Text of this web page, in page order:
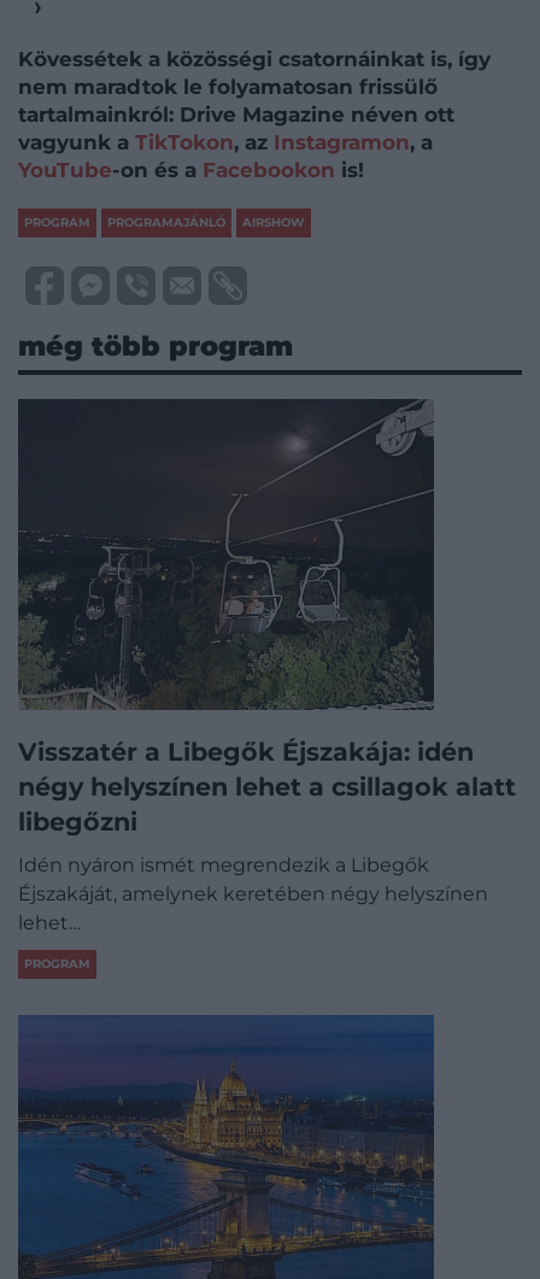
Kövessétek a közösségi csatornáinkat is, így
nem maradtok le folyamatosan frissülő
tartalmainkról: Drive Magazine néven ott
vagyunk a TikTokon, az Instagramon, a
YouTube-on és a Facebookon is!
PROGRAM PROGRAMAJÁNLÓ AIRSHOW
még több program
Visszatér a Libegők Éjszakája: idén
négy helyszínen lehet a csillagok alatt
libegőzni
Idén nyáron ismét megrendezik a Libegők
Éjszakáját, amelynek keretében négy helyszínen
lehet…
PROGRAM